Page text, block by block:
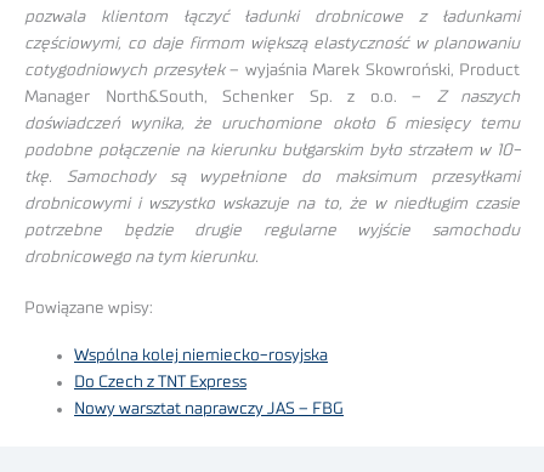
pozwala klientom łączyć ładunki drobnicowe z ładunkami
częściowymi, co daje firmom większą elastyczność w planowaniu
cotygodniowych przesyłek– wyjaśnia Marek Skowroński, Product
Manager North&South, Schenker Sp. z o.o. – Z naszych
doświadczeń wynika, że uruchomione około 6 miesięcy temu
podobne połączenie na kierunku bułgarskim było strzałem w 10-
tkę. Samochody są wypełnione do maksimum przesyłkami
drobnicowymi i wszystko wskazuje na to, że w niedługim czasie
potrzebne będzie drugie regularne wyjście samochodu
drobnicowego na tym kierunku.
Powiązane wpisy:
Wspólna kolej niemiecko-rosyjska
Do Czech z TNT Express
Nowy warsztat naprawczy JAS – FBG